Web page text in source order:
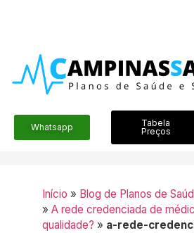
Whatsapp
Tabela
Preços
Início » Blog de Planos de
» A rede credenciada de
qualidade? » a-rede-